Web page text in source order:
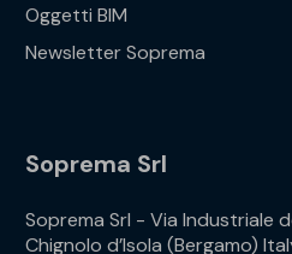
Oggetti BIM
Newsletter Soprema
Soprema Srl
Soprema Srl - Via Industriale
Chignolo d’Isola (Bergamo)